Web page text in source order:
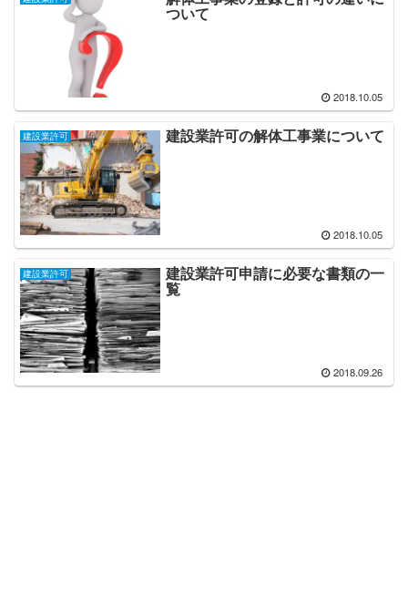
ついて
2018.10.05
建設業許可 建設業許可の解体工事業について
2018.10.05
建設業許可 建設業許可申請に必要な書類の一
覧
2018.09.26